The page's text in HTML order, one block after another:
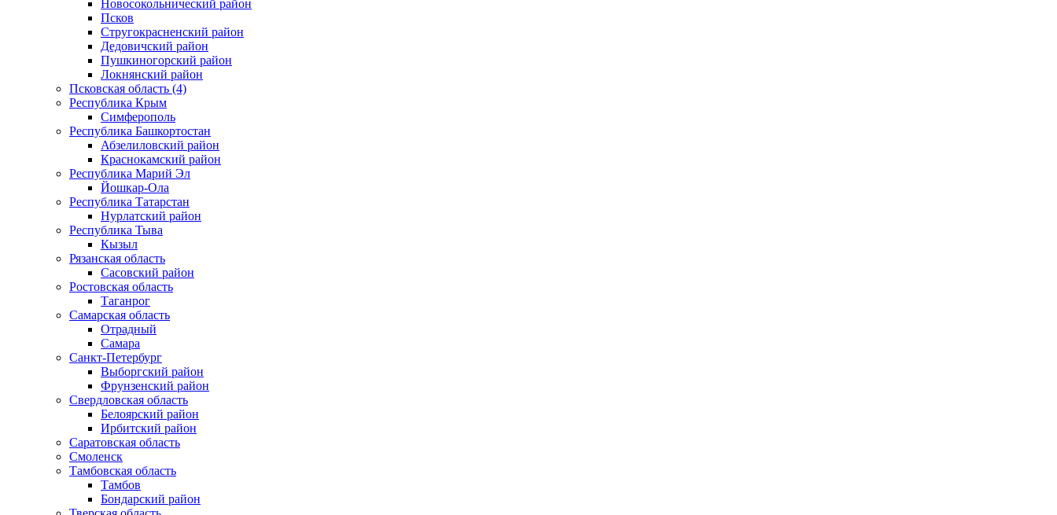
Новосокольнический район
Псков
Стругокрасненский район
Дедовичский район
Пушкиногорский район
Локнянский район
Псковская область (4)
Республика Крым
Симферополь
Республика Башкортостан
Абзелиловский район
Краснокамский район
Республика Марий Эл
Йошкар-Ола
Республика Татарстан
Нурлатский район
Республика Тыва
Кызыл
Рязанская область
Сасовский район
Ростовская область
Таганрог
Самарская область
Отрадный
Самара
Санкт-Петербург
Выборгский район
Фрунзенский район
Свердловская область
Белоярский район
Ирбитский район
Саратовская область
Смоленск
Тамбовская область
Тамбов
Бондарский район